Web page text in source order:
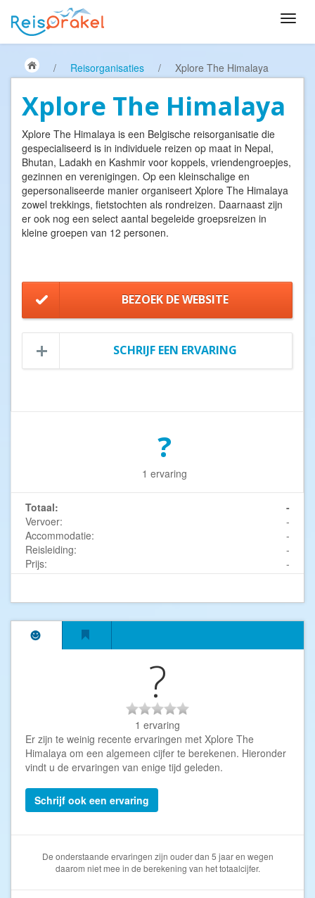
/ Reisorganisaties / Xplore The Himalaya
Xplore The Himalaya
Xplore The Himalaya is een Belgische reisorganisatie die
gespecialiseerd is in individuele reizen op maat in Nepal,
Bhutan, Ladakh en Kashmir voor koppels, vriendengroepjes,
gezinnen en verenigingen. Op een kleinschalige en
gepersonaliseerde manier organiseert Xplore The Himalaya
zowel trekkings, fietstochten als rondreizen. Daarnaast zijn
er ook nog een select aantal begeleide groepsreizen in
kleine groepen van 12 personen.
BEZOEK DE WEBSITE
SCHRIJF EEN ERVARING
?
1 ervaring
Totaal:
-
Vervoer:
-
Accommodatie:
-
Reisleiding:
-
Prijs:
-
?
1 ervaring
Er zijn te weinig recente ervaringen met Xplore The
Himalaya om een algemeen cijfer te berekenen. Hieronder
vindt u de ervaringen van enige tijd geleden.
Schrijf ook een ervaring
De onderstaande ervaringen zijn ouder dan 5 jaar en wegen
daarom niet mee in de berekening van het totaalcijfer.